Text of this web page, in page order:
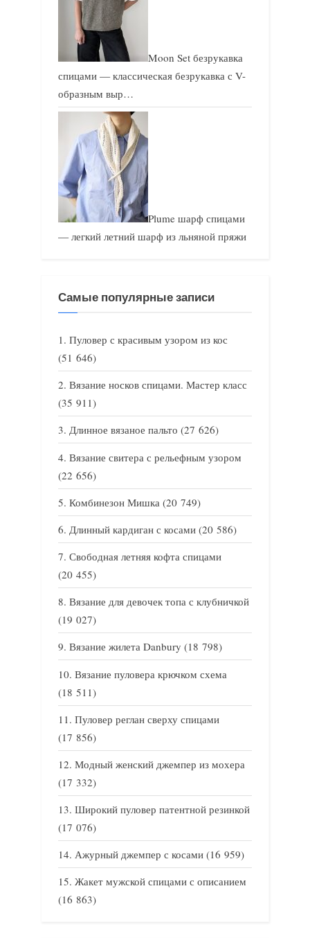
Moon Set безрукавка
спицами — классическая безрукавка с V-
образным выр…
Plume шарф спицами
— легкий летний шарф из льняной пряжи
Самые популярные записи
Пуловер с красивым узором из кос
(51 646)
Вязание носков спицами. Мастер класс
(35 911)
Длинное вязаное пальто (27 626)
Вязание свитера с рельефным узором
(22 656)
Комбинезон Мишка (20 749)
Длинный кардиган с косами (20 586)
Свободная летняя кофта спицами
(20 455)
Вязание для девочек топа с клубничкой
(19 027)
Вязание жилета Danbury (18 798)
Вязание пуловера крючком схема
(18 511)
Пуловер реглан сверху спицами
(17 856)
Модный женский джемпер из мохера
(17 332)
Широкий пуловер патентной резинкой
(17 076)
Ажурный джемпер с косами (16 959)
Жакет мужской спицами с описанием
(16 863)